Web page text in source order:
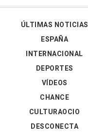
ÚLTIMAS NOTICIAS
ESPAÑA
INTERNACIONAL
DEPORTES
VÍDEOS
CHANCE
CULTURAOCIO
DESCONECTA